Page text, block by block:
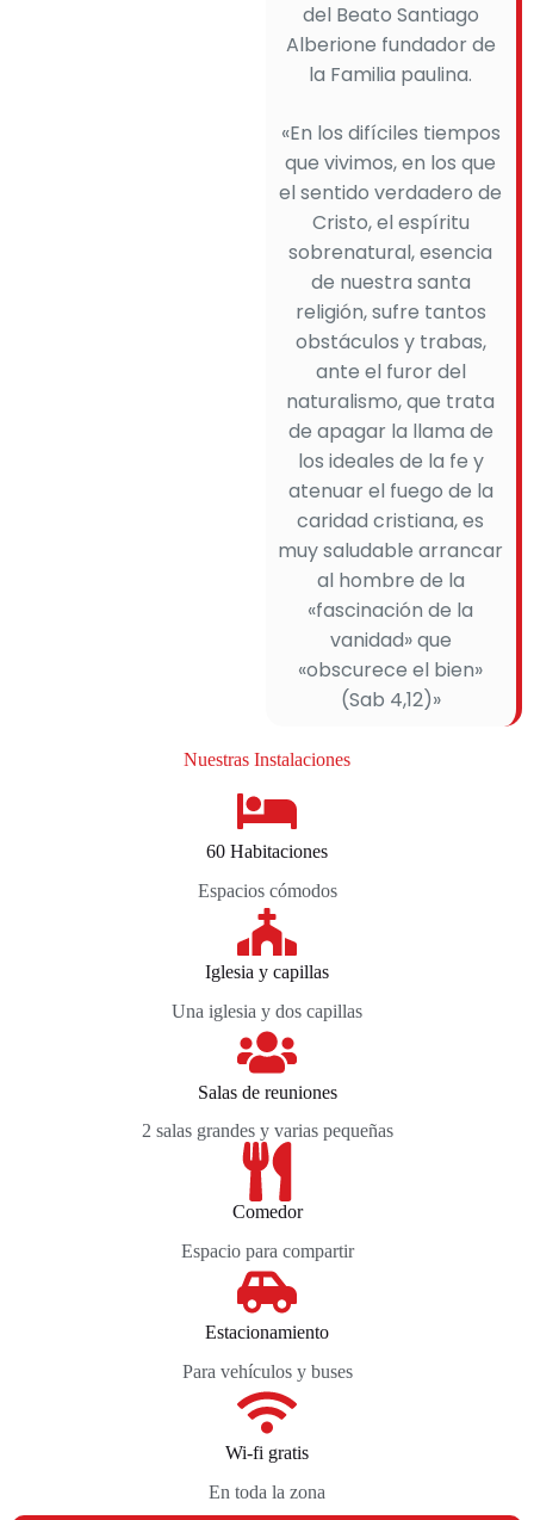
del Beato Santiago
Alberione fundador de
la Familia paulina.
«En los difíciles tiempos
que vivimos, en los que
el sentido verdadero de
Cristo, el espíritu
sobrenatural, esencia
de nuestra santa
religión, sufre tantos
obstáculos y trabas,
ante el furor del
naturalismo, que trata
de apagar la llama de
los ideales de la fe y
atenuar el fuego de la
caridad cristiana, es
muy saludable arrancar
al hombre de la
«fascinación de la
vanidad» que
«obscurece el bien»
(Sab 4,12)»
Nuestras Instalaciones
60 Habitaciones
Espacios cómodos
Iglesia y capillas
Una iglesia y dos capillas
Salas de reuniones
2 salas grandes y varias pequeñas
Comedor
Espacio para compartir
Estacionamiento
Para vehículos y buses
Wi-fi gratis
En toda la zona